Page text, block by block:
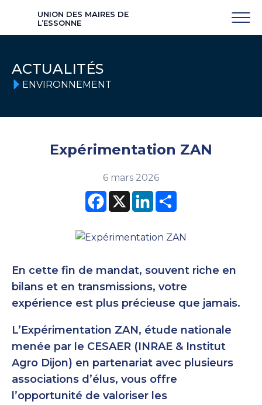
UNION DES MAIRES DE
L’ESSONNE
ACTUALITÉS
ENVIRONNEMENT
Expérimentation ZAN
6 mars 2026
Facebook
X LinkedIn
En cette fin de mandat, souvent riche en
bilans et en transmissions, votre
expérience est plus précieuse que jamais.
L’Expérimentation ZAN, étude nationale
menée par le CESAER (INRAE & Institut
Agro Dijon) en partenariat avec plusieurs
associations d’élus, vous offre
l’opportunité de valoriser les